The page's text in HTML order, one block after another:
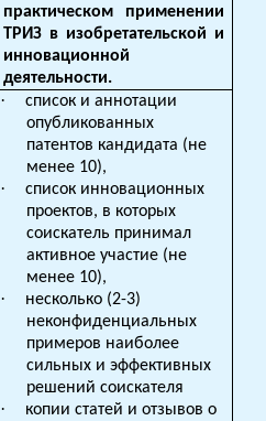
практическом применении
ТРИЗ в изобретательской и
инновационной
деятельности.
·
список и аннотации
опубликованных
патентов кандидата (не
менее 10),
·
список инновационных
проектов, в которых
соискатель принимал
активное участие (не
менее 10),
·
несколько (2-3)
неконфиденциальных
примеров наиболее
сильных и эффективных
решений соискателя
·
копии статей и отзывов о